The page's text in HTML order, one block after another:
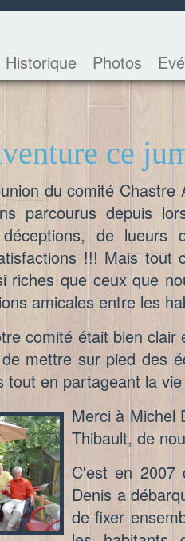
Historique Photos
ce
du comité
parcourus depuis
de lueurs
!!! Mais tout
riches que ceux que
amicales entre les
comité était bien
mettre sur pied des
tout en partageant la
Merci à Michel
Thibault, de
C'est en 2007
Denis a
de fixer